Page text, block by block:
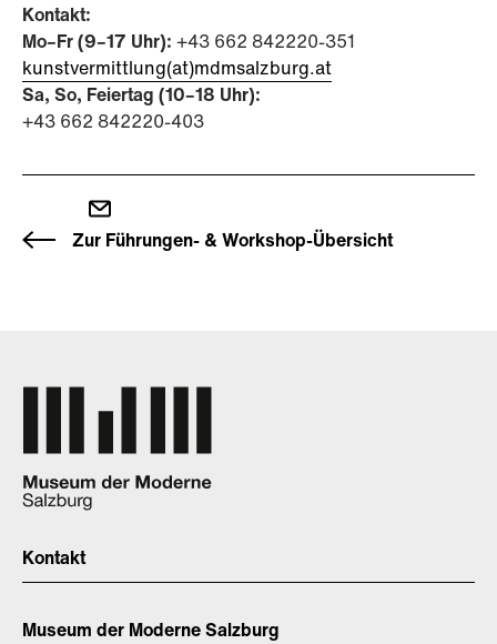
Kontakt:
Mo–Fr (9–17 Uhr): +43 662 842220-351
kunstvermittlung(at)mdmsalzburg.at
Sa, So, Feiertag (10–18 Uhr):
+43 662 842220-403
Zur Führungen- & Workshop-Übersicht
Kontakt
Museum der Moderne Salzburg